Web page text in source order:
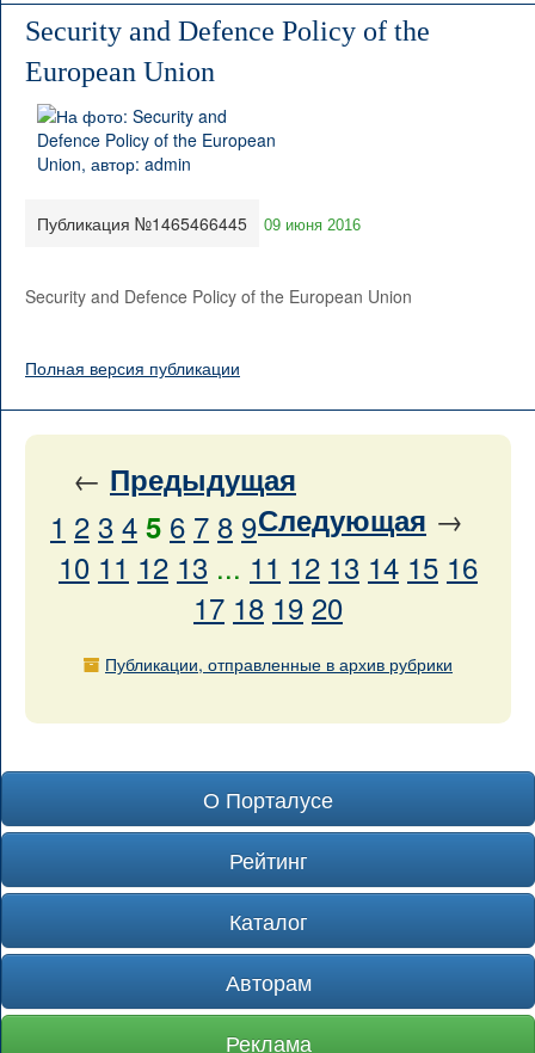
Security and Defence Policy of the
European Union
Публикация №1465466445 09 июня 2016
Security and Defence Policy of the European Union
Полная версия публикации
← Предыдущая
Следующая →
1 2 3 4 5 6 7 8 9
10 11 12 13 ... 11 12 13 14 15 16
17 18 19 20
Публикации, отправленные в архив рубрики
О Порталусе
Рейтинг
Каталог
Авторам
Реклама